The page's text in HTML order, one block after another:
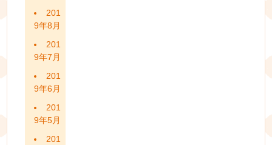
201
9年8月
201
9年7月
201
9年6月
201
9年5月
201